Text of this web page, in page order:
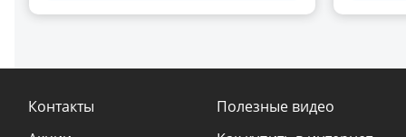
Контакты
Полезные видео